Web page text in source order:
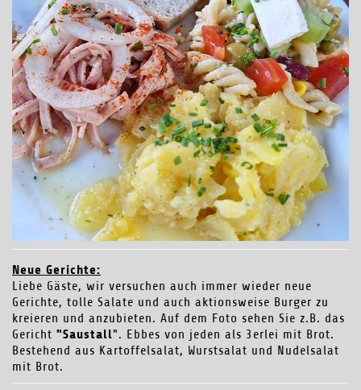
Neue Gerichte:
Liebe Gäste, wir versuchen auch immer wieder neue
Gerichte, tolle Salate und auch aktionsweise Burger zu
kreieren und anzubieten. Auf dem Foto sehen Sie z.B. das
Gericht "Saustall". Ebbes von jeden als 3erlei mit Brot.
Bestehend aus Kartoffelsalat, Wurstsalat und Nudelsalat
mit Brot.